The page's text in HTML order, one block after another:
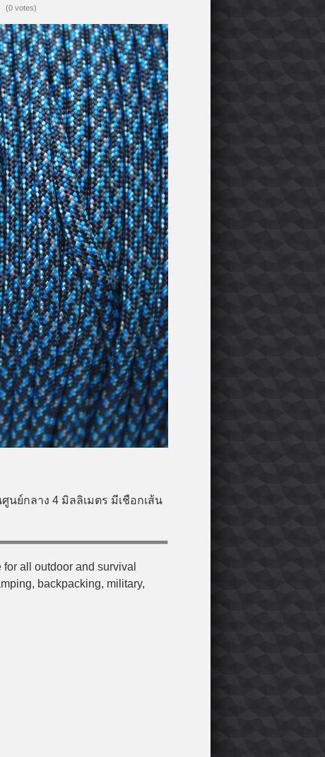
(0 votes)
นย์กลาง 4 มิลลิเมตร มีเชือกเส้น
all outdoor and survival
backpacking, military,